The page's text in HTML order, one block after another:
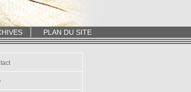
PLAN DU SITE